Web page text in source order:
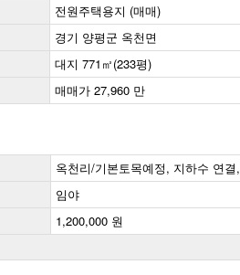
전원주택용지 (매매)
경기 양평군 옥천면
대지 771㎡(233평)
매매가 27,960 만
옥천리/기본토목예정, 지하수 연결,
임야
1,200,000 원